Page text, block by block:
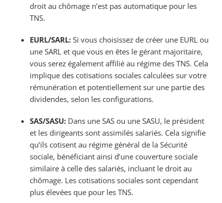
droit au chômage n’est pas automatique pour les
TNS.
EURL/SARL: Si vous choisissez de créer une EURL ou
une SARL et que vous en êtes le gérant majoritaire,
vous serez également affilié au régime des TNS. Cela
implique des cotisations sociales calculées sur votre
rémunération et potentiellement sur une partie des
dividendes, selon les configurations.
SAS/SASU: Dans une SAS ou une SASU, le président
et les dirigeants sont assimilés salariés. Cela signifie
qu’ils cotisent au régime général de la Sécurité
sociale, bénéficiant ainsi d’une couverture sociale
similaire à celle des salariés, incluant le droit au
chômage. Les cotisations sociales sont cependant
plus élevées que pour les TNS.